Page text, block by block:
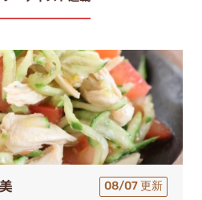
08/07 更新